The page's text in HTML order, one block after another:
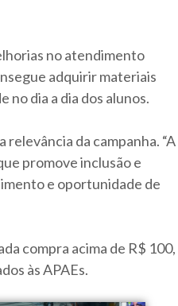
no atendimento
adquirir materiais
dia a dia dos alunos.
da campanha. “A
promove inclusão e
e oportunidade de
compra acima de R$ 100,
às APAEs.